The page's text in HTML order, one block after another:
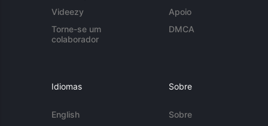
Videezy
Torne-se um
colaborador
Apoio
DMCA
Idiomas
English
Sobre
Sobre